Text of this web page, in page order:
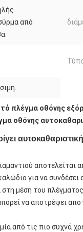
από
πλέγμα οθόνης
οθόνης
αποτελείται
για να
μέση του
να αποτρέψει
από τις πιο συχνά